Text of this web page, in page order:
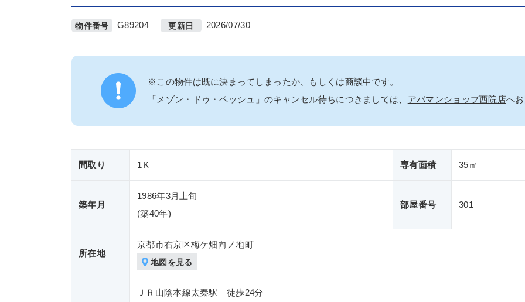
物件番号 G89204 更新日 2026/07/30
※この物件は既に決まってしまったか、もしくは商談中です。
「メゾン・ドゥ・ペッシュ」のキャンセル待ちにつきましては、 アパマンショップ西院店へ
間取り 1Ｋ 専有面積 35㎡
築年月
1986年3月上旬
(築40年)
部屋番号 301
所在地
京都市右京区梅ケ畑向ノ地町
地図を見る
ＪＲ山陰本線太秦駅 徒歩24分